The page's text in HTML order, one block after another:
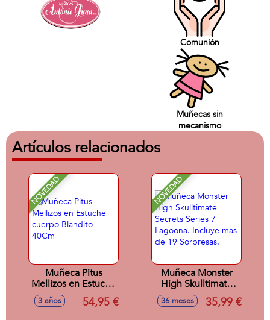
Comunión
Muñecas sin
mecanismo
Artículos relacionados
NOVEDAD
Muñeca Pitus
Mellizos en Estuche
cuerpo Blandito
40Cm
3 años 54,95 €
NOVEDAD
Muñeca Monster
High Skulltimate
Secrets Series 7
Lagoona. Incluye
36 meses 35,99 €